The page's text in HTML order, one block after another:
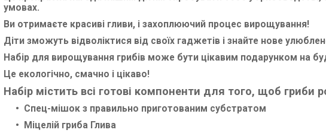
умовах.
Ви отримаєте красиві гливи, і захоплюючий процес вирощування!
Діти зможуть відволіктися від своїх гаджетів і знайте нове
Набір для вирощування грибів може бути цікавим подарунком на
Це екологічно, смачно і цікаво!
Набір містить всі готові компоненти для того, щоб гриби
Спец-мішок з правильно приготованим субстратом
Міцелій гриба Глива